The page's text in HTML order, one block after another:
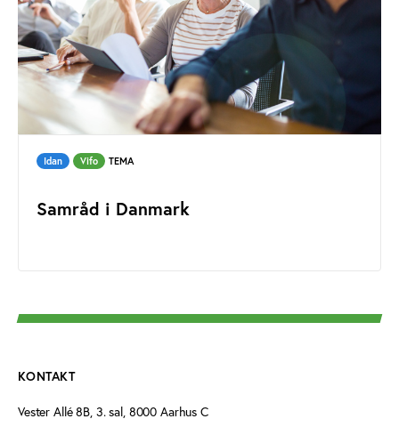
Idan Vifo TEMA
Samråd i Danmark
KONTAKT
Vester Allé 8B, 3. sal, 8000 Aarhus C